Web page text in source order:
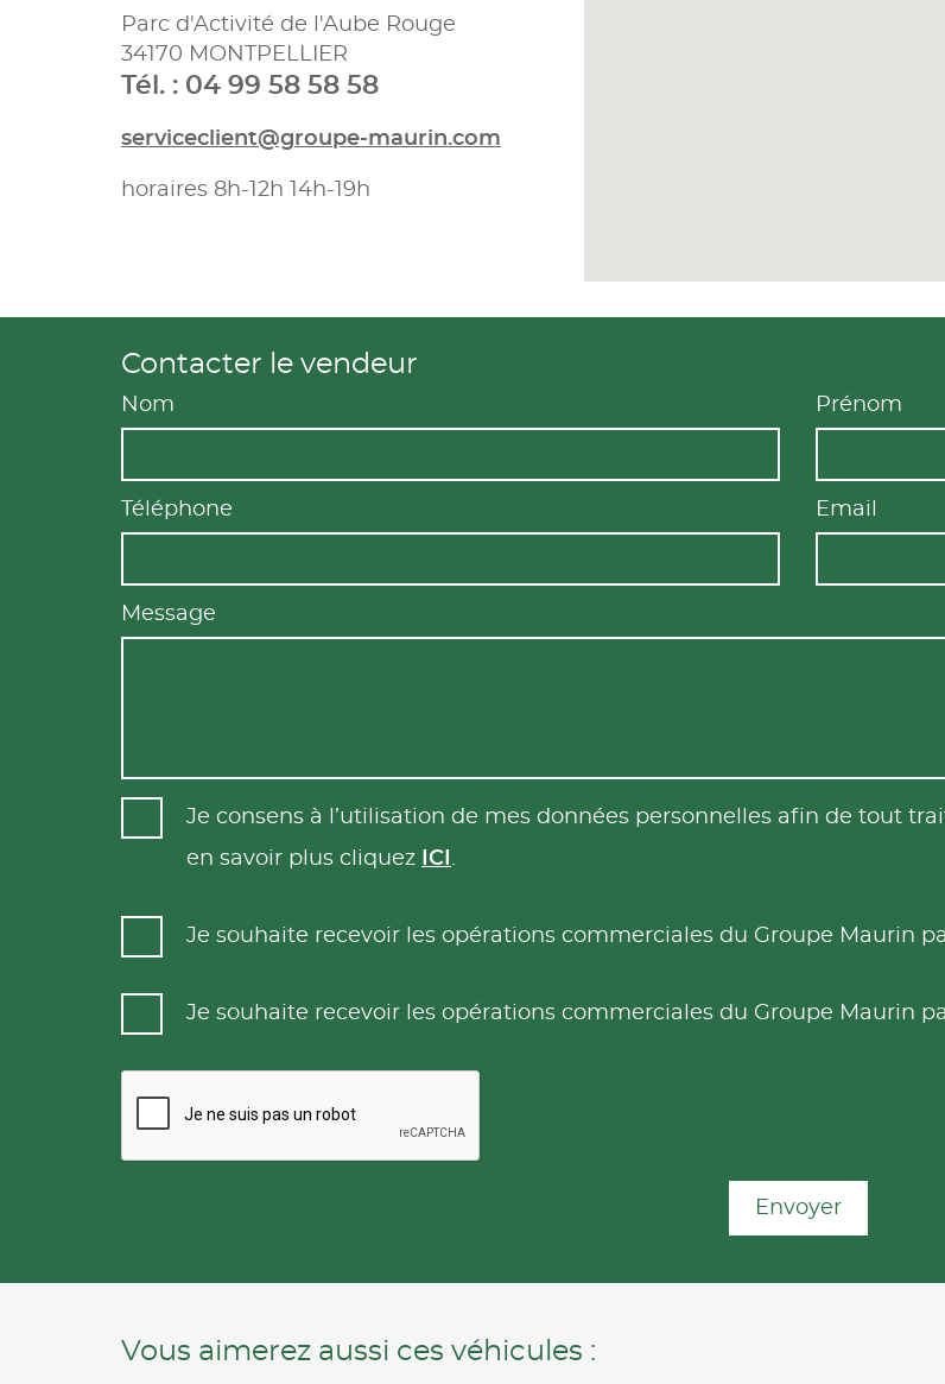
Parc d'Activité de l'Aube Rouge
34170 MONTPELLIER
Tél. : 04 99 58 58 58
serviceclient@groupe-maurin.com
horaires 8h-12h 14h-19h
Contacter le vendeur
Nom Prénom
Téléphone Email
Message
Je consens à l’utilisation de mes données personnelles afin de tout
en savoir plus cliquez
ICI .
Je souhaite recevoir les opérations commerciales du Groupe Maurin
Je souhaite recevoir les opérations commerciales du Groupe Maurin
Envoyer
Vous aimerez aussi ces véhicules :